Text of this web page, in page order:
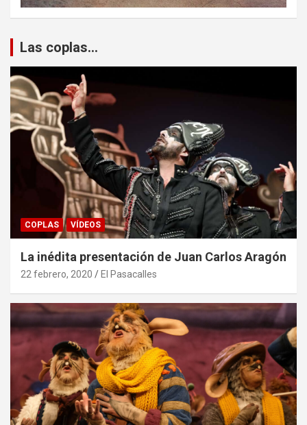
Las coplas...
COPLAS VÍDEOS
La inédita presentación de Juan Carlos Aragón
22 febrero, 2020 El Pasacalles